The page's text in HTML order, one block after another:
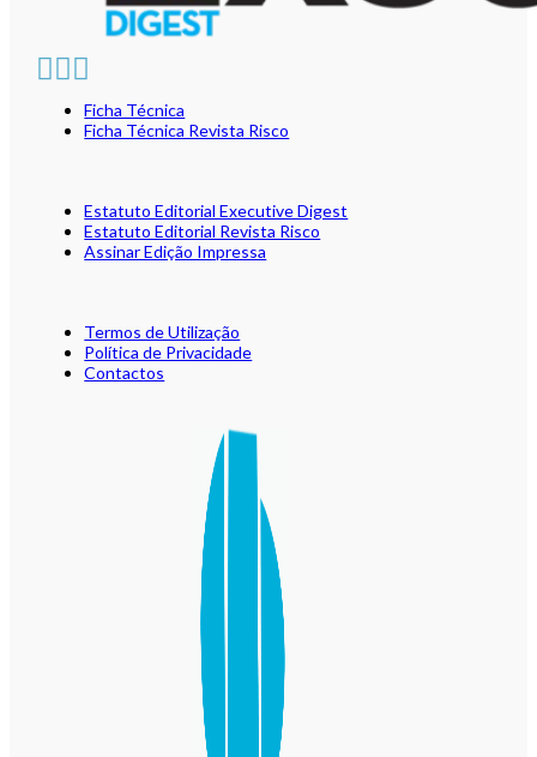
Ficha Técnica
Ficha Técnica Revista Risco
Estatuto Editorial Executive Digest
Estatuto Editorial Revista Risco
Assinar Edição Impressa
Termos de Utilização
Política de Privacidade
Contactos